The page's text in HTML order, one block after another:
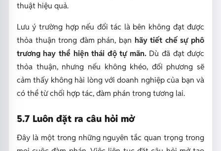
thuật hiệu quả.
Lưu ý trường hợp nếu đối tác là bên không đạt được
thỏa thuận trong đàm phán, bạn hãy tiết chế sự phô
trương hay thể hiện thái độ tự mãn. Dù đã đạt được
thỏa thuận, nhưng nếu không khéo, đối phương sẽ
cảm thấy không hài lòng với doanh nghiệp của bạn và
có thể từ chối hợp tác, đàm phán trong tương lai.
5.7 Luôn đặt ra câu hỏi mở
Đây là một trong những nguyên tắc quan trọng trong